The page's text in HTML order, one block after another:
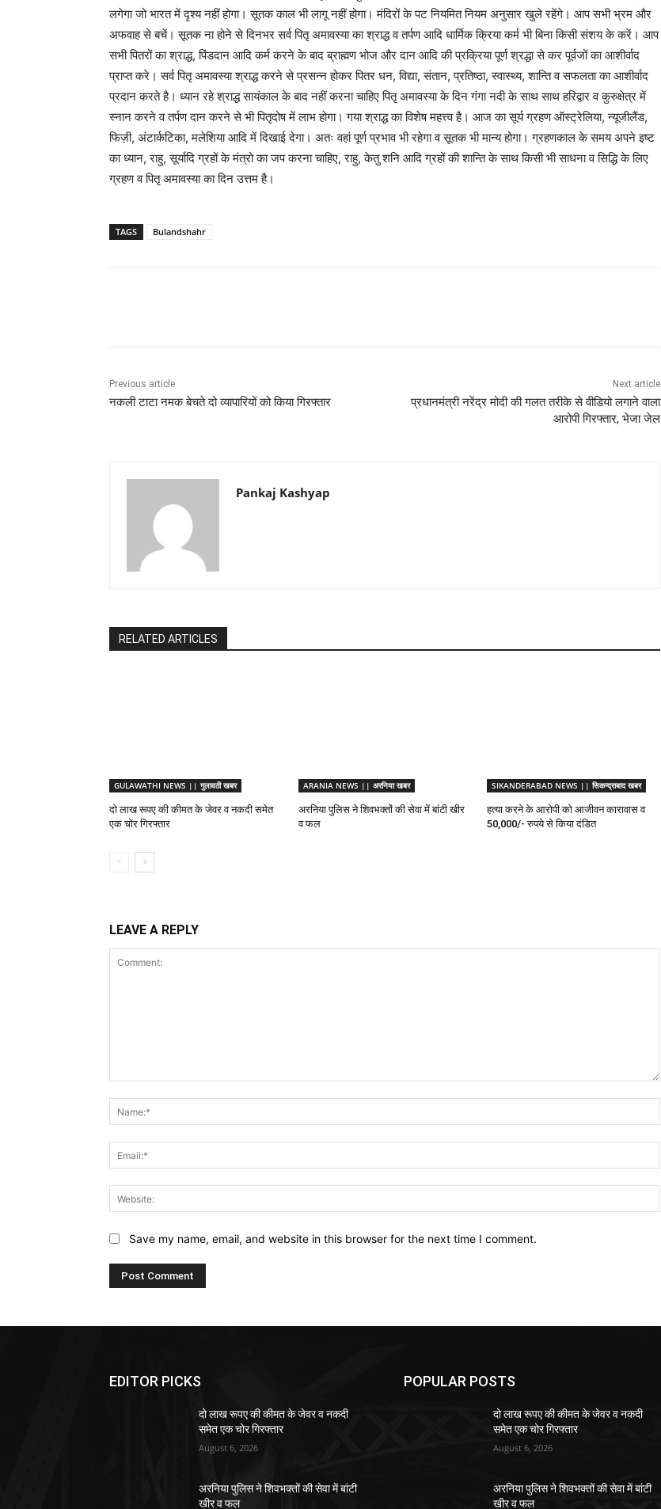
लगेगा जो भारत में दृश्य नहीं होगा। सूतक काल भी लागू नहीं होगा। मंदिरों के पट नियमित नियम अनुसार खुले रहेंगे। आप सभी भ्रम और
अफवाह से बचें। सूतक ना होने से दिनभर सर्व पितृ अमावस्या का श्राद्ध व तर्पण आदि धार्मिक क्रिया कर्म भी बिना किसी संशय के करें। आप
सभी पितरों का श्राद्ध, पिंडदान आदि कर्म करने के बाद ब्राह्मण भोज और दान आदि की प्रक्रिया पूर्ण श्रद्धा से कर पूर्वजों का आशीर्वाद
प्राप्त करे। सर्व पितृ अमावस्या श्राद्ध करने से प्रसन्न होकर पितर धन, विद्या, संतान, प्रतिष्ठा, स्वास्थ्य, शान्ति व सफलता का आशीर्वाद
प्रदान करते है। ध्यान रहे श्राद्ध सायंकाल के बाद नहीं करना चाहिए पितृ अमावस्या के दिन गंगा नदी के साथ साथ हरिद्वार व कुरुक्षेत्र में
स्नान करने व तर्पण दान करने से भी पितृदोष में लाभ होगा। गया श्राद्ध का विशेष महत्त्व है। आज का सूर्य ग्रहण ऑस्ट्रेलिया, न्यूजीलैंड,
फिज़ी, अंटार्कटिका, मलेशिया आदि में दिखाई देगा। अतः वहां पूर्ण प्रभाव भी रहेगा व सूतक भी मान्य होगा। ग्रहणकाल के समय अपने इष्ट
का ध्यान, राहु, सूर्यादि ग्रहों के मंत्रो का जप करना चाहिए, राहु, केतु शनि आदि ग्रहों की शान्ति के साथ किसी भी साधना व सिद्धि के लिए
ग्रहण व पितृ अमावस्या का दिन उत्तम है।
TAGS Bulandshahr
Previous article
नकली टाटा नमक बेचते दो व्यापारियों को किया गिरफ्तार
Next article
प्रधानमंत्री नरेंद्र मोदी की गलत तरीके से वीडियो लगाने वाला
आरोपी गिरफ्तार, भेजा जेल
Pankaj Kashyap
RELATED ARTICLES
GULAWATHI NEWS || गुलावठी खबर
दो लाख रूपए की कीमत के जेवर व नकदी समेत
एक चोर गिरफ्तार
ARANIA NEWS || अरनिया खबर
अरनिया पुलिस ने शिवभक्तों की सेवा में बांटी खीर
व फल
SIKANDERABAD NEWS || सिकन्द्राबाद खबर
हत्या करने के आरोपी को आजीवन कारावास व
50,000/- रुपये से किया दंडित
LEAVE A REPLY
Save my name, email, and website in this browser for the next time I comment.
EDITOR PICKS
दो लाख रूपए की कीमत के जेवर व नकदी
समेत एक चोर गिरफ्तार
August 6, 2026
अरनिया पुलिस ने शिवभक्तों की सेवा में बांटी
खीर व फल
POPULAR POSTS
दो लाख रूपए की कीमत के जेवर व नकदी
समेत एक चोर गिरफ्तार
August 6, 2026
अरनिया पुलिस ने शिवभक्तों की सेवा में बांटी
खीर व फल